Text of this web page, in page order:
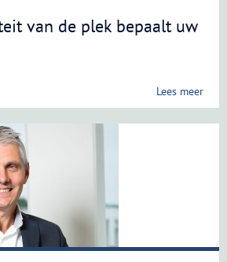
van de plek bepaalt uw
Lees meer